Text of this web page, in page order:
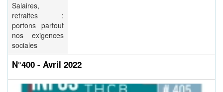
Salaires,
retraites :
portons partout
nos exigences
sociales
N°400 - Avril 2022